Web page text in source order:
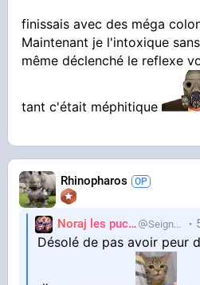
finissais avec des méga
Maintenant je l'intoxique
même déclenché le reflexe
tant c'était méphitique
Rhinopharos
Noraj les pucix SeigneurCooler
Désolé de pas avoir peur